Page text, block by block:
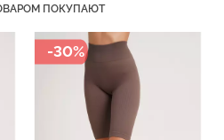
ПОКУПАЮТ
-30%